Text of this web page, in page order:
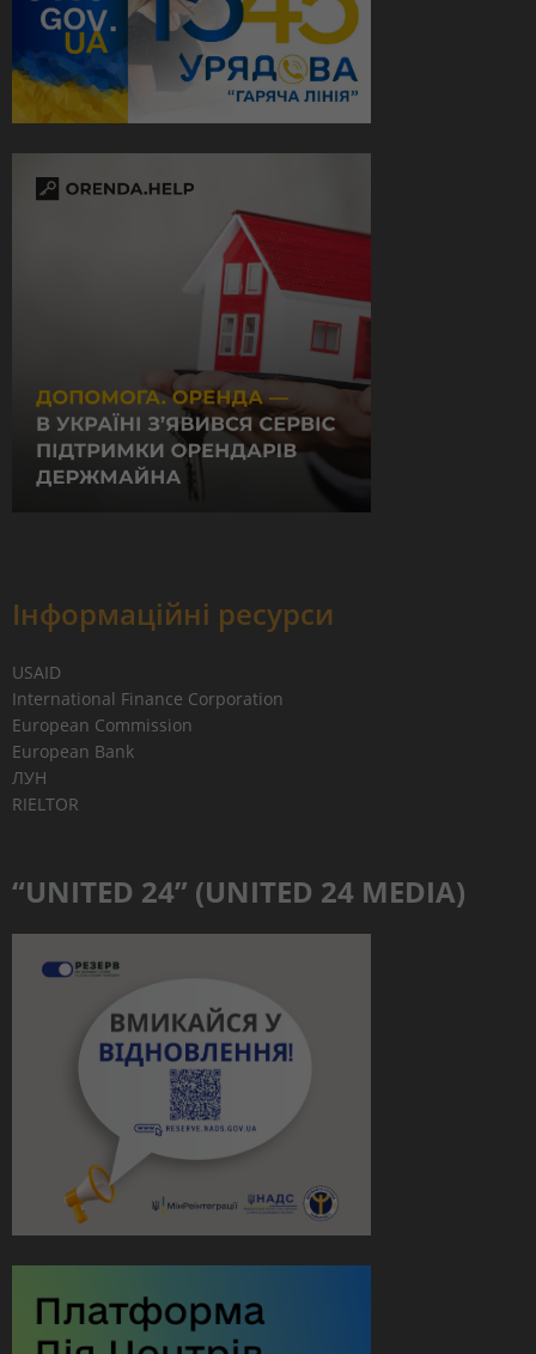
Інформаційні ресурси
USAID
International Finance Corporation
European Commission
European Bank
ЛУН
RIELTOR
“UNITED 24” (UNITED 24 MEDIA)